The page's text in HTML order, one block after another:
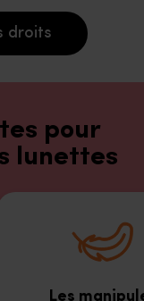
droits
pour
lunettes
Les